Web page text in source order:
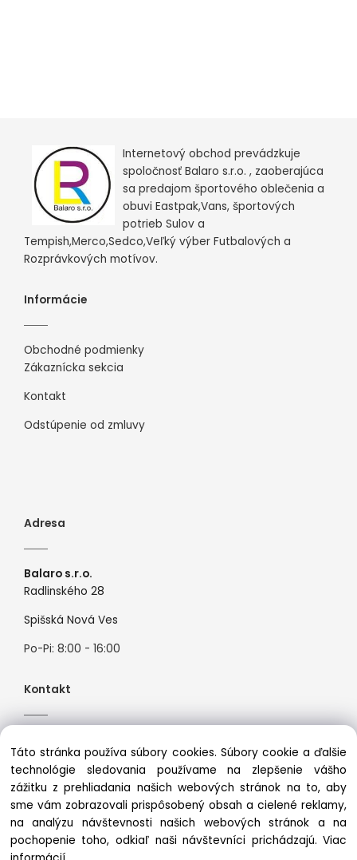
Internetový obchod prevádzkuje
spoločnosť Balaro s.r.o. , zaoberajúca
sa predajom športového oblečenia a
obuvi Eastpak,Vans, športových
potrieb Sulov a
Tempish,Merco,Sedco,Veľký výber Futbalových a
Rozprávkových motívov.
Informácie
Obchodné podmienky
Zákaznícka sekcia
Kontakt
Odstúpenie od zmluvy
Adresa
Balaro s.r.o.
Radlinského 28
Spišská Nová Ves
Po-Pi: 8:00 - 16:00
Kontakt
Mail:info@premiosport.sk
Copyright © 2025 premiosport.sk, All rights reserved
Táto stránka používa súbory cookies. Súbory cookie a ďalšie
technológie sledovania používame na zlepšenie vášho
zážitku z prehliadania našich webových stránok na to, aby
sme vám zobrazovali prispôsobený obsah a cielené reklamy,
na analýzu návštevnosti našich webových stránok a na
pochopenie toho, odkiaľ naši návštevníci prichádzajú.Viac